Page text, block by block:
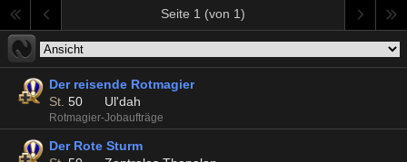
Seite 1 (von 1)
Der reisende Rotmagier
St. 50 Ul'dah
Rotmagier-Jobaufträge
Der Rote Sturm